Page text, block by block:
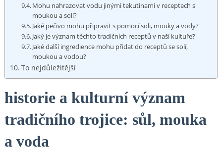
Mohu nahrazovat vodu jinými tekutinami v receptech s
moukou a solí?
Jaké pečivo mohu připravit s pomocí soli, mouky a vody?
Jaký je význam těchto tradičních receptů v naší kultuře?
Jaké další ingredience mohu přidat do receptů se solí,
moukou a vodou?
To nejdůležitější
historie a kulturní význam
tradičního trojice: sůl, mouka
a voda